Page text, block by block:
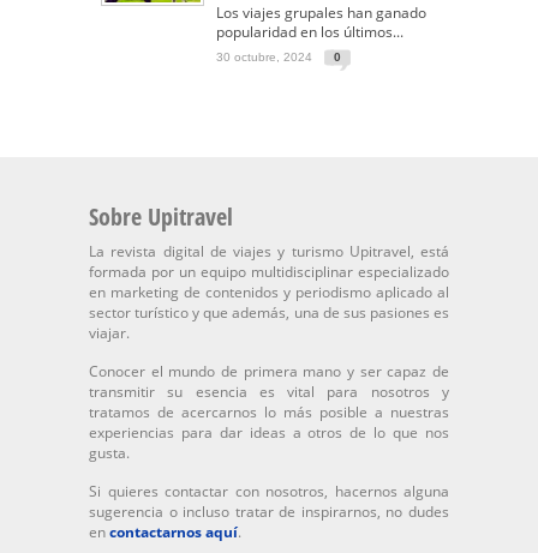
Los viajes grupales han ganado
popularidad en los últimos...
30 octubre, 2024 0
Sobre Upitravel
La revista digital de viajes y turismo Upitravel, está
formada por un equipo multidisciplinar especializado
en marketing de contenidos y periodismo aplicado al
sector turístico y que además, una de sus pasiones es
viajar.
Conocer el mundo de primera mano y ser capaz de
transmitir su esencia es vital para nosotros y
tratamos de acercarnos lo más posible a nuestras
experiencias para dar ideas a otros de lo que nos
gusta.
Si quieres contactar con nosotros, hacernos alguna
sugerencia o incluso tratar de inspirarnos, no dudes
encontactarnos aquí.